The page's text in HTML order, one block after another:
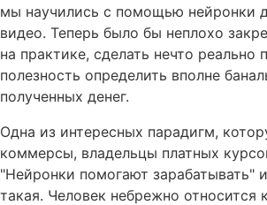
мы научились с помощью нейронки
видео. Теперь было бы неплохо
на практике, сделать нечто реально
полезность определить вполне
полученных денег.
Одна из интересных парадигм,
коммерсы, владельцы платных
"Нейронки помогают зарабатывать"
такая. Человек небрежно относится